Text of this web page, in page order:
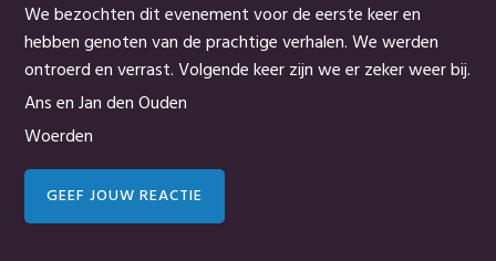
We bezochten dit evenement voor de eerste keer en
hebben genoten van de prachtige verhalen. We werden
ontroerd en verrast. Volgende keer zijn we er zeker weer bij.
Ans en Jan den Ouden
Woerden
GEEF JOUW REACTIE